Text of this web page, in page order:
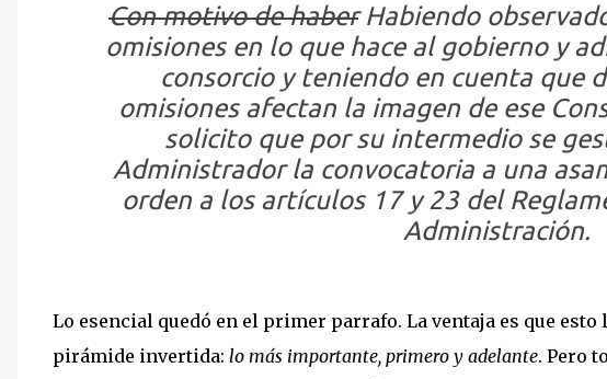
Con motivo de haberHabiendo
omisiones en lo que hace al gobierno y
consorcio y teniendo en cuenta que
omisiones afectan la imagen de ese
solicito que por su intermedio se
Administrador la convocatoria a una
orden a los artículos 17 y 23 del
Administración.
Lo esencial quedó en el primer parrafo. La ventaja es que esto
pirámide invertida: lo más importante, primero y adelante. Pero